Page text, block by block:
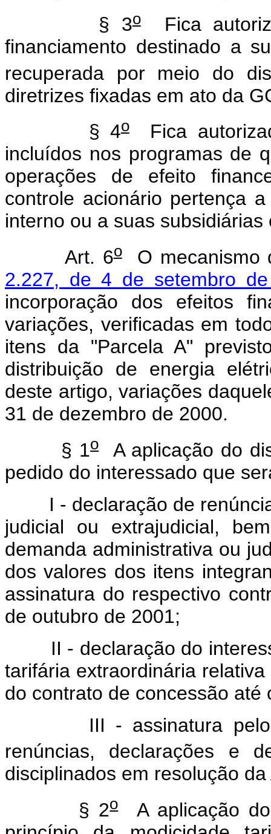
§ 3oFica
financiamento destinado a
recuperada por meio do
diretrizes fixadas em ato da
§ 4oFica
incluídos nos programas de
operações de efeito
controle acionário pertença
interno ou a suas subsidiárias
Art. 6oO mecanismo
2.227, de 4 de setembro
incorporação dos efeitos
variações, verificadas em
itens da "Parcela A"
distribuição de energia
deste artigo, variações
31 de dezembro de 2000.
§ 1oA aplicação do
pedido do interessado que
I - declaração de renúncia
judicial ou extrajudicial,
demanda administrativa ou
dos valores dos itens
assinatura do respectivo
de outubro de 2001;
II - declaração do
tarifária extraordinária
do contrato de concessão
III - assinatura pelo
renúncias, declarações e
disciplinados em resolução da
§ 2oA aplicação